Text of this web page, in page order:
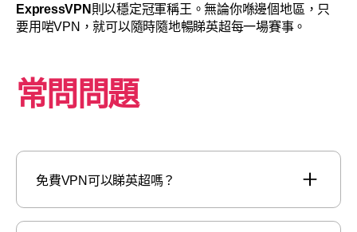
ExpressVPN 則以穩定冠軍稱王。無論你喺邊個地區，只
要用啱VPN，就可以隨時隨地暢睇英超每一場賽事。
常問問題
免費VPN可以睇英超嗎？